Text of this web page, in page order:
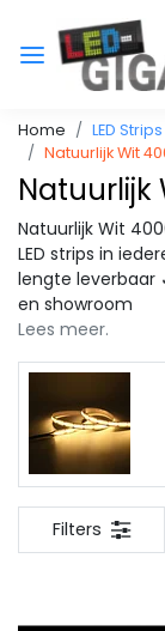
Home LED Strips
Natuurlijk Wit
Natuurlijk
Natuurlijk Wit
LED strips in
lengte leverbaar
en showroom
Lees meer.
Filters